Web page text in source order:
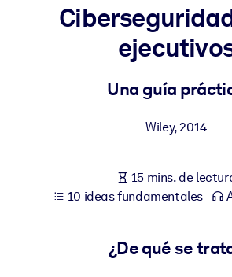
Integre conocimientos verificados y
obtener mejores resultados de
Para bibliotecas corporativas
empresariales confiables y listos para usar.
Para sistemas de IA
estructurados para mejorar los
Una guía
Wiley,2014
15 mins. de
10 ideas fundamentales
¿De qué se